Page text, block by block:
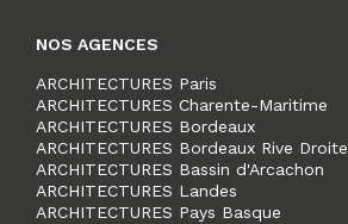
NOS AGENCES
ARCHITECTURES Paris
ARCHITECTURES Charente-Maritime
ARCHITECTURES Bordeaux
ARCHITECTURES Bordeaux Rive Droite
ARCHITECTURES Bassin d'Arcachon
ARCHITECTURES Landes
ARCHITECTURES Pays Basque